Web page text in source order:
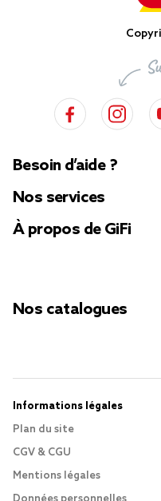
Besoin d’aide ?
Nos services
À propos de GiFi
Nos catalogues
Informations légales
Plan du site
CGV & CGU
Mentions légales